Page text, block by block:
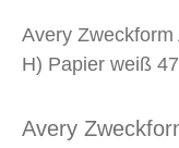
Avery
H) Papier weiß
Avery